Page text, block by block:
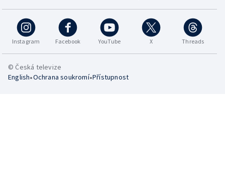
Instagram Facebook YouTube X Threads
© Česká televize
English•Ochrana soukromí•Přístupnost